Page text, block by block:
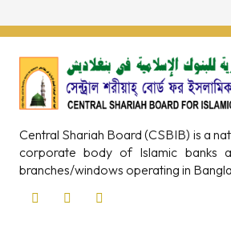
Central Shariah Board (CSBIB) is a
corporate body of Islamic banks
branches/windows operating in